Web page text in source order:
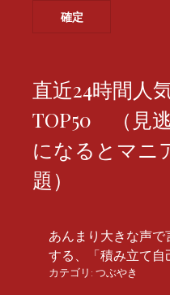
直近24時間人
TOP50 （見
になるとマニ
題）
あんまり大きな声
する、「積み立て自
カテゴリ: つぶやき